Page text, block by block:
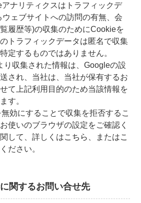
ナリティクスはトラフィックデ
ェブサイトへの訪問の有無、会
履歴等)の収集のためにCookieを
トラフィックデータは匿名で収集
定するものではありません。
り収集された情報は、Googleの設
され、当社は、当社が保有するお
て上記利用目的のため当該情報を
す。
効にすることで収集を拒否するこ
使いのブラウザの設定をご確認く
して、詳しくはこちら 、またはこ
ださい。
関するお問い合せ先